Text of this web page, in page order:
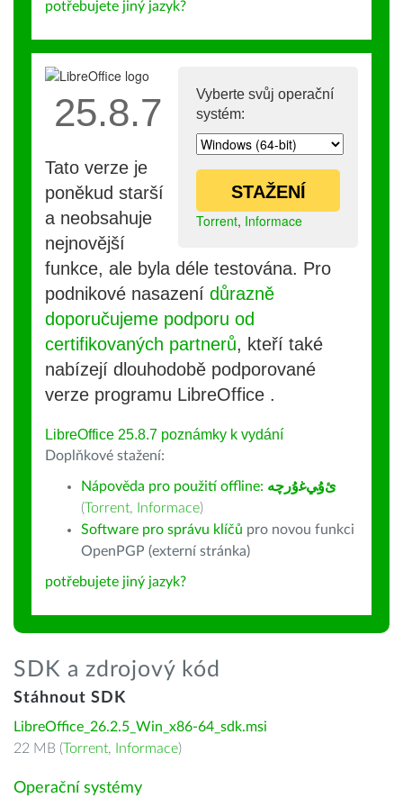
potřebujete jiný jazyk?
Vyberte svůj operační
systém:
STAŽENÍ
Torrent, Informace
25.8.7
Tato verze je
poněkud starší
a neobsahuje
nejnovější
funkce, ale byla déle testována. Pro
podnikové nasazení důrazně
doporučujeme podporu od
certifikovaných partnerů, kteří také
nabízejí dlouhodobě podporované
verze programu LibreOffice .
LibreOffice 25.8.7 poznámky k vydání
Doplňkové stažení:
Nápověda pro použití offline: ﺉۇﻲﻏۇﺭچە
(Torrent, Informace)
Software pro správu klíčů pro novou funkci
OpenPGP (externí stránka)
potřebujete jiný jazyk?
SDK a zdrojový kód
Stáhnout SDK
LibreOffice_26.2.5_Win_x86-64_sdk.msi
22 MB (Torrent, Informace)
Operační systémy